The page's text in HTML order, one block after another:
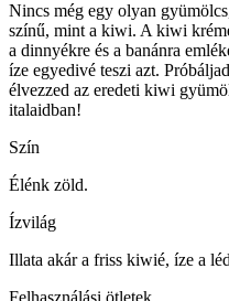
Nincs még egy olyan
színű, mint a kiwi. A kiwi
a dinnyékre és a banánra
íze egyedivé teszi azt.
élvezzed az eredeti kiwi
italaidban!
Szín
Élénk zöld.
Ízvilág
Illata akár a friss kiwié, íze a